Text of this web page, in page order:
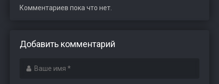
Комментариев пока что нет.
Добавить комментарий